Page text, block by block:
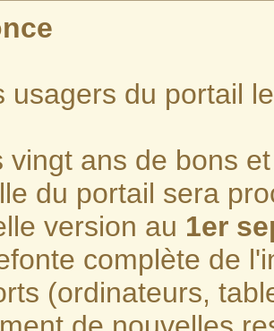
usagers du portail
vingt ans de bons
du portail sera
version au 1er
complète de
(ordinateurs,